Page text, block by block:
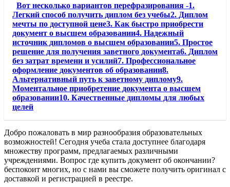
Вот несколько вариантов перефразирования -1.
Легкий способ получить диплом без учебы2. Диплом
мечты по доступной цене3. Как быстро приобрести
документ о высшем образовании4. Надежный
источник дипломов о высшем образовании5. Простое
решение для получения заветного документа6. Диплом
без затрат времени и усилий7. Профессиональное
оформление документов об образовании8.
Альтернативный путь к заветному диплому9.
Моментальное приобретение документа о высшем
образовании10. Качественные дипломы для любых
целей
Добро пожаловать в мир разнообразия образовательных
возможностей! Сегодня учеба стала доступнее благодаря
множеству программ, предлагаемых различными
учреждениями. Вопрос где купить документ об окончании?
беспокоит многих, но с нами вы сможете получить оригинал с
доставкой и регистрацией в реестре.